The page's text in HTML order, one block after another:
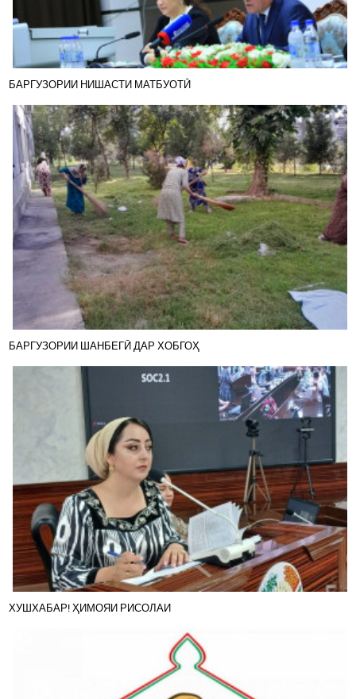
БАРГУЗОРИИ НИШАСТИ МАТБУОТӢ
БАРГУЗОРИИ ШАНБЕГӢ ДАР ХОБГОҲ
ХУШХАБАР! ҲИМОЯИ РИСОЛАИ